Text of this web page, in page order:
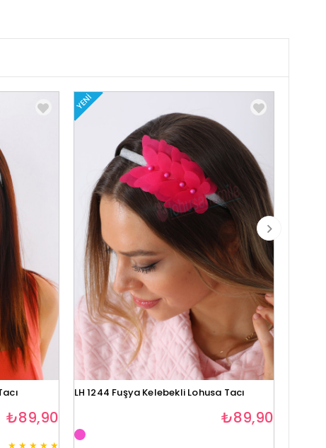
₺89,90
YENI
LH 1244 Fuşya Kelebekli Lohusa Tacı
₺89,90